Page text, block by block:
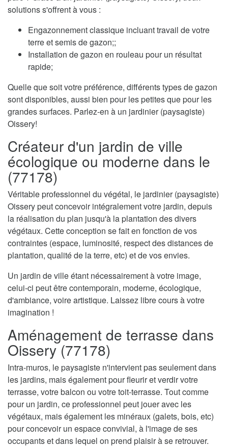
solutions s'offrent à vous :
Engazonnement classique incluant travail de votre
terre et semis de gazon;;
Installation de gazon en rouleau pour un résultat
rapide;
Quelle que soit votre préférence, différents types de gazon
sont disponibles, aussi bien pour les petites que pour les
grandes surfaces. Parlez-en à un jardinier (paysagiste)
Oissery!
Créateur d'un jardin de ville
écologique ou moderne dans le
(77178)
Véritable professionnel du végétal, le jardinier (paysagiste)
Oissery peut concevoir intégralement votre jardin, depuis
la réalisation du plan jusqu'à la plantation des divers
végétaux. Cette conception se fait en fonction de vos
contraintes (espace, luminosité, respect des distances de
plantation, qualité de la terre, etc) et de vos envies.
Un jardin de ville étant nécessairement à votre image,
celui-ci peut être contemporain, moderne, écologique,
d'ambiance, voire artistique. Laissez libre cours à votre
imagination !
Aménagement de terrasse dans
Oissery (77178)
Intra-muros, le paysagiste n'intervient pas seulement dans
les jardins, mais également pour fleurir et verdir votre
terrasse, votre balcon ou votre toit-terrasse. Tout comme
pour un jardin, ce professionnel peut jouer avec les
végétaux, mais également les minéraux (galets, bois, etc)
pour concevoir un espace convivial, à l'image de ses
occupants et dans lequel on prend plaisir à se retrouver.